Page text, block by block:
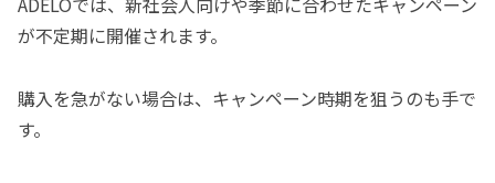
が不定期に開催されます。
購入を急がない場合は、キャンペーン時期を狙うのも手で
す。